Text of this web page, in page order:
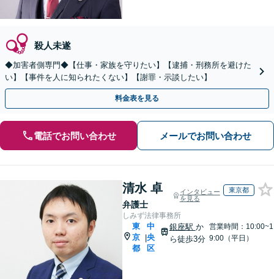
殺人未遂
◆加害者側専門◆【仕事・家族を守りたい】【逮捕・刑務所を避けた
い】【事件を人に知られたくない】【謝罪・示談したい】
料金表を見る
電話でお問い合わせ メールでお問い合わせ
清水 卓
弁護士
インタビュー
を見る
東京都
しみず法律事務所
東
京
都
|
中
央
区
銀座駅 か
ら徒歩3分
営業時間：10:00~1
9:00（平日）